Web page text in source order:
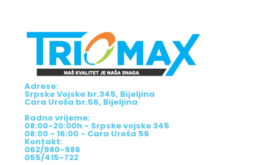
Adrese:
Srpske Vojske br.345, Bijeljina
Cara Uroša br.56, Bijeljina
Radno vrijeme:
08:00-20:00h - Srpske vojske 345
08:00 - 16:00 - Cara Uroša 56
Kontakt:
062/980-986
055/415-722